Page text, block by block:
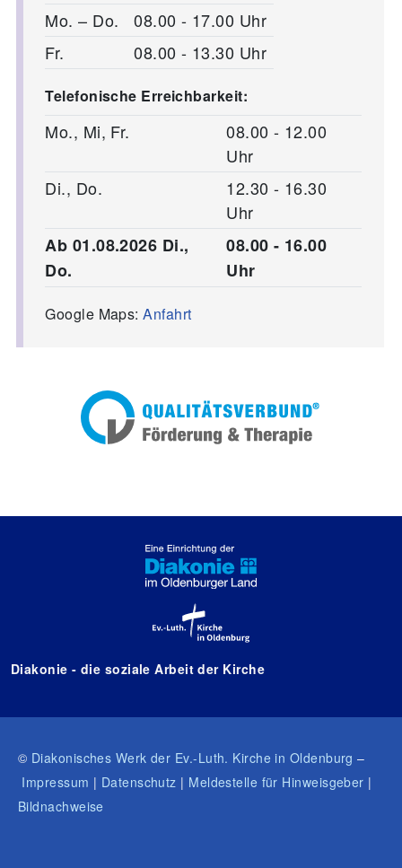
Mo. – Do.
08.00 - 17.00 Uhr
Fr.
08.00 - 13.30 Uhr
Telefonische Erreichbarkeit:
Mo., Mi, Fr.
08.00 - 12.00
Uhr
Di., Do.
12.30 - 16.30
Uhr
Ab 01.08.2026 Di.,
Do.
08.00 - 16.00
Uhr
Google Maps:Anfahrt
Diakonie - die soziale Arbeit der Kirche
© Diakonisches Werk der Ev.-Luth. Kirche in Oldenburg –
Impressum | Datenschutz | Meldestelle für Hinweisgeber |
Bildnachweise